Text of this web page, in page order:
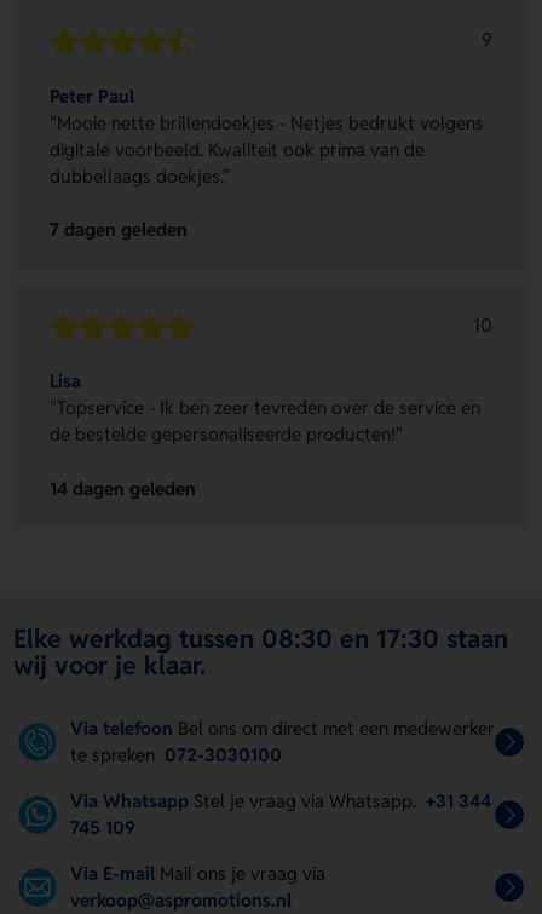
9
Peter Paul
"Mooie nette brillendoekjes - Netjes bedrukt volgens
digitale voorbeeld. Kwaliteit ook prima van de
dubbellaags doekjes."
7 dagen geleden
10
Lisa
"Topservice - Ik ben zeer tevreden over de service en
de bestelde gepersonaliseerde producten!"
14 dagen geleden
Elke werkdag tussen 08:30 en 17:30 staan
wij voor je klaar.
Via telefoon Bel ons om direct met een medewerker
te spreken 072-3030100
Via Whatsapp Stel je vraag via Whatsapp. +31 344
745 109
Via E-mail Mail ons je vraag via
verkoop@aspromotions.nl